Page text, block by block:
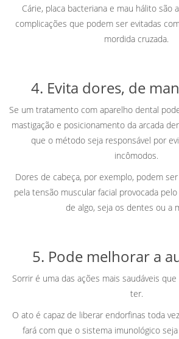
Cárie, placa bacteriana e mau hálito são
complicações que podem ser evitadas
mordida cruzada.
4. Evita dores, de
Se um tratamento com aparelho dental
mastigação e posicionamento da arcada
que o método seja responsável por
incômodos.
Dores de cabeça, por exemplo, podem
pela tensão muscular facial provocada
de algo, seja os dentes ou a
5. Pode melhorar a
Sorrir é uma das ações mais saudáveis
ter.
O ato é capaz de liberar endorfinas toda
fará com que o sistema imunológico